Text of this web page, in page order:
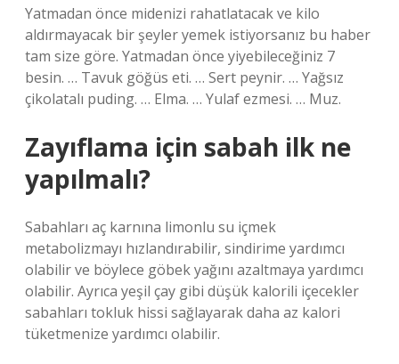
Yatmadan önce midenizi rahatlatacak ve kilo
aldırmayacak bir şeyler yemek istiyorsanız bu haber
tam size göre. Yatmadan önce yiyebileceğiniz 7
besin. … Tavuk göğüs eti. … Sert peynir. … Yağsız
çikolatalı puding. … Elma. … Yulaf ezmesi. … Muz.
Zayıflama için sabah ilk ne
yapılmalı?
Sabahları aç karnına limonlu su içmek
metabolizmayı hızlandırabilir, sindirime yardımcı
olabilir ve böylece göbek yağını azaltmaya yardımcı
olabilir. Ayrıca yeşil çay gibi düşük kalorili içecekler
sabahları tokluk hissi sağlayarak daha az kalori
tüketmenize yardımcı olabilir.